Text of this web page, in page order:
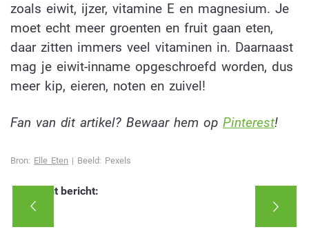
zoals eiwit, ijzer, vitamine E en magnesium. Je
moet echt meer groenten en fruit gaan eten,
daar zitten immers veel vitaminen in. Daarnaast
mag je eiwit-inname opgeschroefd worden, dus
meer kip, eieren, noten en zuivel!
Fan van dit artikel? Bewaar hem op Pinterest!
Bron: Elle Eten | Beeld: Pexels
Deel dit bericht: